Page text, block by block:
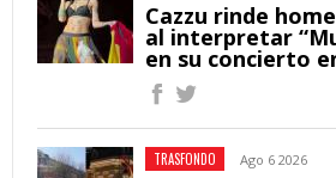
Cazzu rinde
al interpretar
en su concierto
TRASFONDO Ago 6 2026